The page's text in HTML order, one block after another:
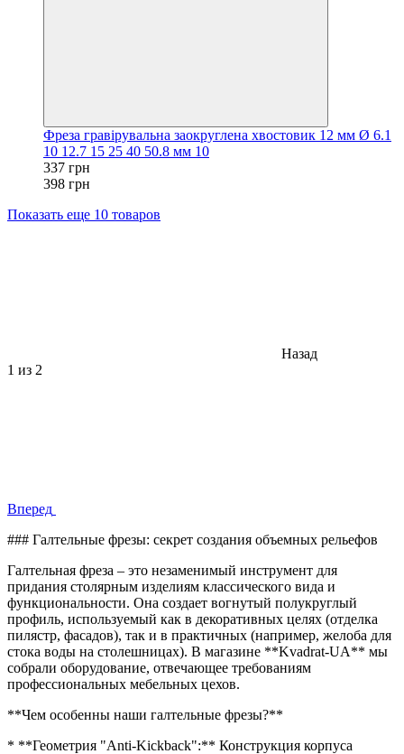
Фреза гравірувальна заокруглена хвостовик 12 мм Ø 6.1
10 12.7 15 25 40 50.8 мм 10
337 грн
398 грн
Показать еще 10 товаров
Назад
1 из 2
Вперед
### Галтельные фрезы: секрет создания объемных рельефов
Галтельная фреза – это незаменимый инструмент для
придания столярным изделиям классического вида и
функциональности. Она создает вогнутый полукруглый
профиль, используемый как в декоративных целях (отделка
пилястр, фасадов), так и в практичных (например, желоба для
стока воды на столешницах). В магазине **Kvadrat-UA** мы
собрали оборудование, отвечающее требованиям
профессиональных мебельных цехов.
**Чем особенны наши галтельные фрезы?**
* **Геометрия "Anti-Kickback":** Конструкция корпуса